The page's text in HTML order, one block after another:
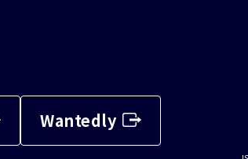
Wantedly